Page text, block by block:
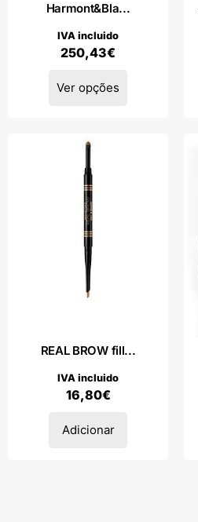
Harmont&Bla...
250,43€
IVA incluido
Ver opções
REAL BROW fill...
16,80€
IVA incluido
Adicionar